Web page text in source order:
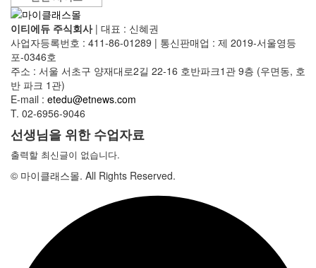
이티에듀 주식회사 | 대표 : 신혜권
사업자등록번호 : 411-86-01289 | 통신판매업 : 제 2019-서울영등
포-0346호
주소 : 서울 서초구 양재대로2길 22-16 호반파크1관 9층 (우면동, 호
반 파크 1관)
E-mail : etedu@etnews.com
T. 02-6956-9046
선생님을 위한 수업자료
출력할 최신글이 없습니다.
© 마이클래스몰. All Rights Reserved.